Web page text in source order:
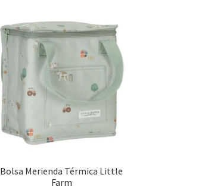
Bolsa Merienda Térmica Little
Farm